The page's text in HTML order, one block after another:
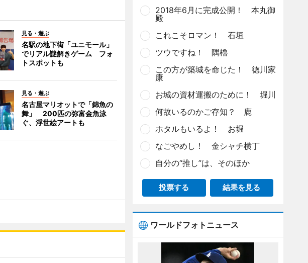
見る・遊ぶ
名駅の地下街「ユニモール」
でリアル謎解きゲーム フォ
トスポットも
見る・遊ぶ
名古屋マリオットで「錦魚の
舞」 200匹の弥富金魚泳
ぐ、浮世絵アートも
2018年6月に完成公開！ 本丸御
殿
これこそロマン！ 石垣
ツウですね！ 隅櫓
この方が築城を命じた！ 徳川家
康
お城の資材運搬のために！ 堀川
何故いるのかご存知？ 鹿
ホタルもいるよ！ お堀
なごやめし！ 金シャチ横丁
自分の“推し”は、そのほか
投票する 結果を見る
ワールドフォトニュース